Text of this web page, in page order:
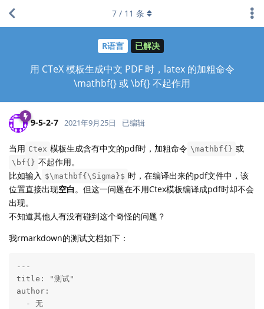
R语言 已解决
用 CTeX 模板生成中文 PDF 时，latex 的加粗命令
\mathbf{} 或 \bf{} 不起作用
7 / 11 条
9-5-2-7 2021年9月25日 已编辑
当用 Ctex 模板生成含有中文的pdf时，加粗命令 \mathbf{} 或
\bf{} 不起作用。
比如输入 $\mathbf{\Sigma}$ 时，在编译出来的pdf文件中，该
位置直接出现空白 。但这一问题在不用Ctex模板编译成pdf时却不会
出现。
不知道其他人有没有碰到这个奇怪的问题？
我rmarkdown的测试文档如下：
---
title: "测试"
author:
  - 无